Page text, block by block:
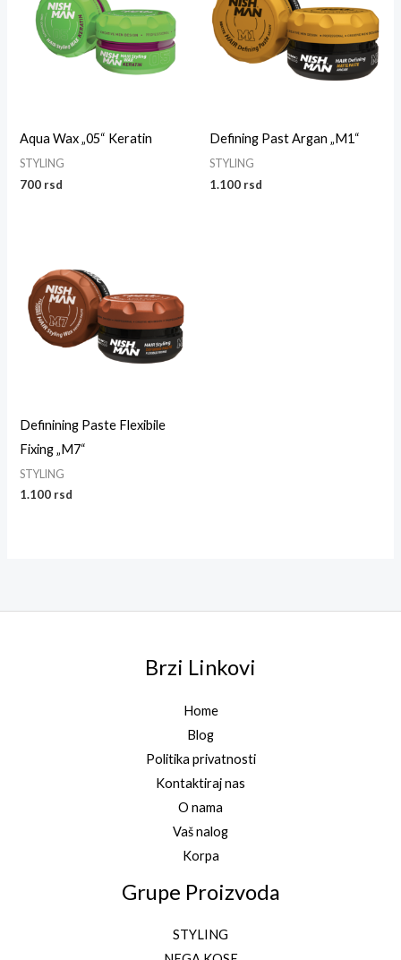
Aqua Wax „05“ Keratin
STYLING
700 rsd
Defining Past Argan „M1“
STYLING
1.100 rsd
Definining Paste Flexibile
Fixing „M7“
STYLING
1.100 rsd
Brzi Linkovi
Home
Blog
Politika privatnosti
Kontaktiraj nas
O nama
Vaš nalog
Korpa
Grupe Proizvoda
STYLING